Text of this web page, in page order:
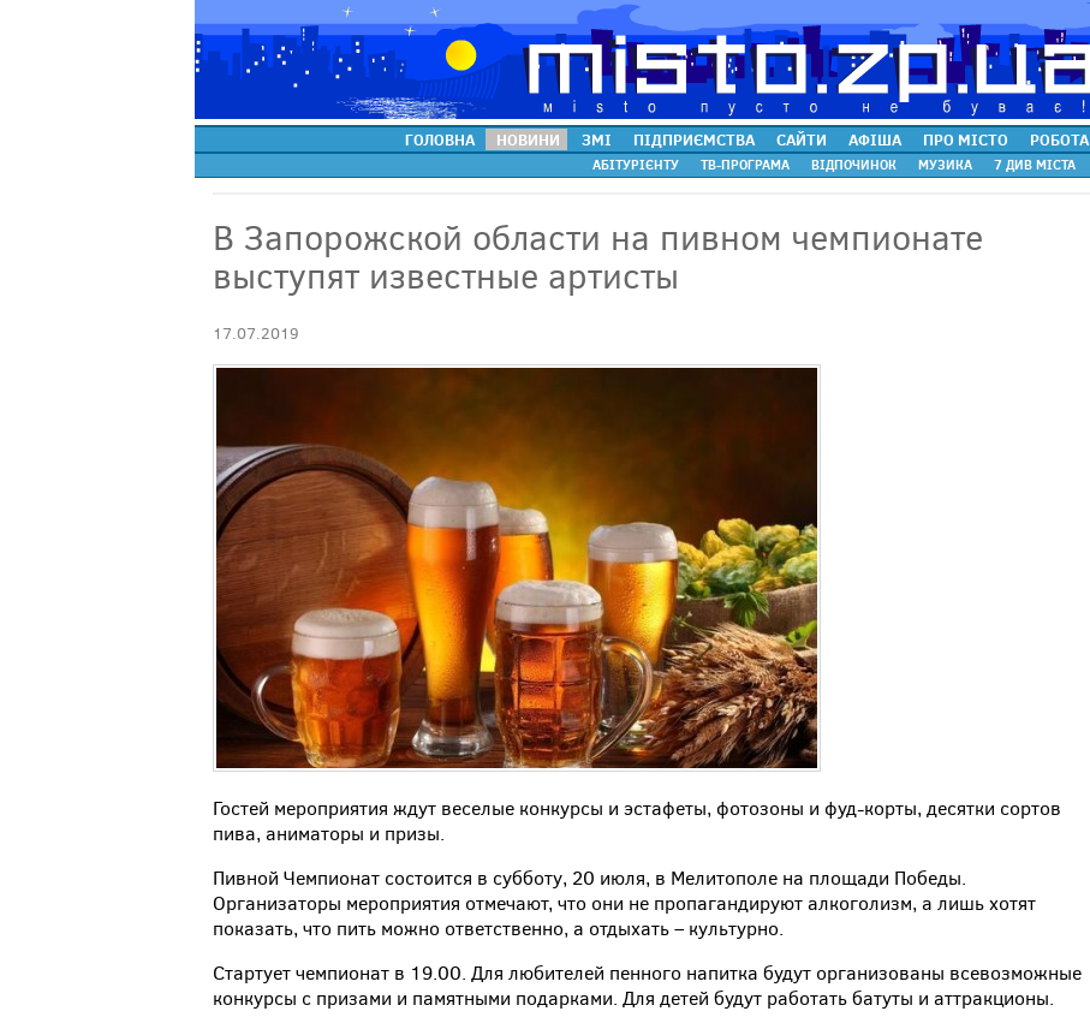
ГОЛОВНА НОВИНИ ЗМІ ПІДПРИЄМСТВА САЙТИ АФІША ПРО МІСТО РОБОТА
АБІТУРІЄНТУ ТВ-ПРОГРАМА ВІДПОЧИНОК МУЗИКА 7 ДИВ МІСТА
В Запорожской области на пивном чемпионате
выступят известные артисты
17.07.2019
Гостей мероприятия ждут веселые конкурсы и эстафеты, фотозоны и фуд-корты, десятки сортов
пива, аниматоры и призы.
Пивной Чемпионат состоится в субботу, 20 июля, в Мелитополе на площади Победы.
Организаторы мероприятия отмечают, что они не пропагандируют алкоголизм, а лишь хотят
показать, что пить можно ответственно, а отдыхать – культурно.
Стартует чемпионат в 19.00. Для любителей пенного напитка будут организованы всевозможные
конкурсы с призами и памятными подарками. Для детей будут работать батуты и аттракционы.